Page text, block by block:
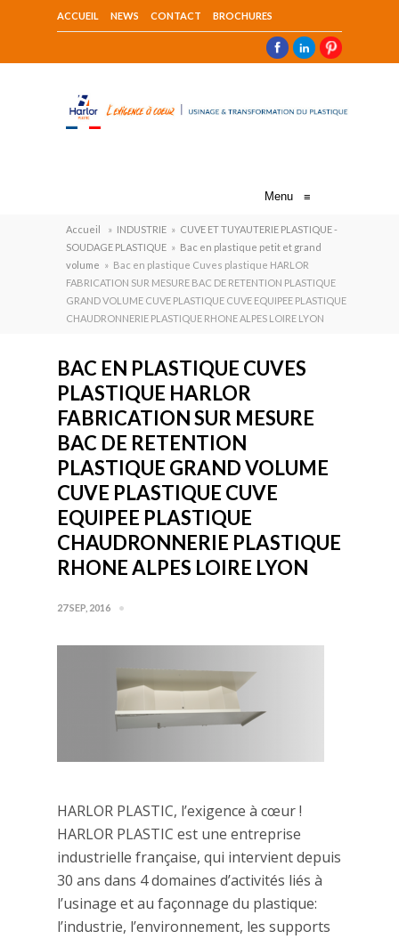
ACCUEIL NEWS CONTACT BROCHURES
Menu ≡
Accueil » INDUSTRIE » CUVE ET TUYAUTERIE PLASTIQUE -
SOUDAGE PLASTIQUE » Bac en plastique petit et grand
volume » Bac en plastique Cuves plastique HARLOR
FABRICATION SUR MESURE BAC DE RETENTION PLASTIQUE
GRAND VOLUME CUVE PLASTIQUE CUVE EQUIPEE PLASTIQUE
CHAUDRONNERIE PLASTIQUE RHONE ALPES LOIRE LYON
BAC EN PLASTIQUE CUVES
PLASTIQUE HARLOR
FABRICATION SUR MESURE
BAC DE RETENTION
PLASTIQUE GRAND VOLUME
CUVE PLASTIQUE CUVE
EQUIPEE PLASTIQUE
CHAUDRONNERIE PLASTIQUE
RHONE ALPES LOIRE LYON
27 SEP, 2016
HARLOR PLASTIC, l’exigence à cœur !
HARLOR PLASTIC est une entreprise
industrielle française, qui intervient depuis
30 ans dans 4 domaines d’activités liés à
l’usinage et au façonnage du plastique:
l’industrie, l’environnement, les supports